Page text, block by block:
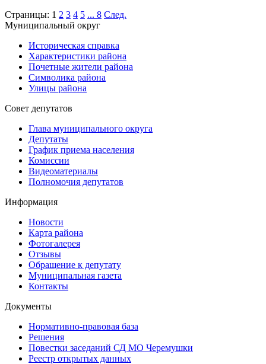
Страницы: 1 2 3 4 5 ... 8 След.
Муниципальный округ
Историческая справка
Характеристики района
Почетные жители района
Символика района
Улицы района
Совет депутатов
Глава муниципального округа
Депутаты
График приема населения
Комиссии
Видеоматериалы
Полномочия депутатов
Информация
Новости
Карта района
Фотогалерея
Отзывы
Обращение к депутату
Муниципальная газета
Контакты
Документы
Нормативно-правовая база
Решения
Повестки заседаний СД МО Черемушки
Реестр открытых данных